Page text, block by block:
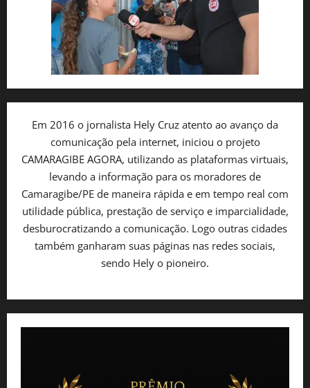
Em 2016 o jornalista Hely Cruz atento ao avanço da
comunicação pela internet, iniciou o projeto
CAMARAGIBE AGORA, utilizando as plataformas virtuais,
levando a informação para os moradores de
Camaragibe/PE de maneira rápida e em tempo real com
utilidade pública, prestação de serviço e imparcialidade,
desburocratizando a comunicação. Logo outras cidades
também ganharam suas páginas nas redes sociais,
sendo Hely o pioneiro.